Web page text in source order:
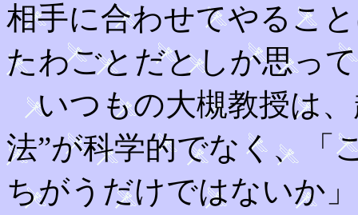
相手に合わせてやるこ
たわごとだとしか思っ
いつもの大槻教授は、
法”が科学的でなく、「
ちがうだけではないか